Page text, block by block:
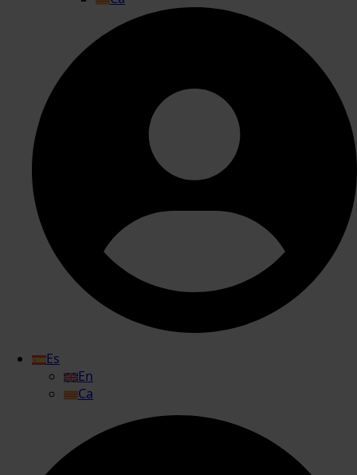
Es
En
Ca